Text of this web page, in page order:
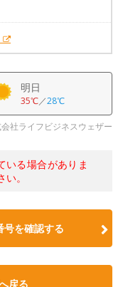
明日
35℃／28℃
社ライフビジネスウェザー
る場合がありま
。
号を確認する
戻る